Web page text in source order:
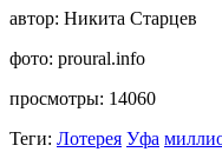
автор: Никита Старцев
фото: proural.info
просмотры: 14060
Теги: Лотерея Уфа